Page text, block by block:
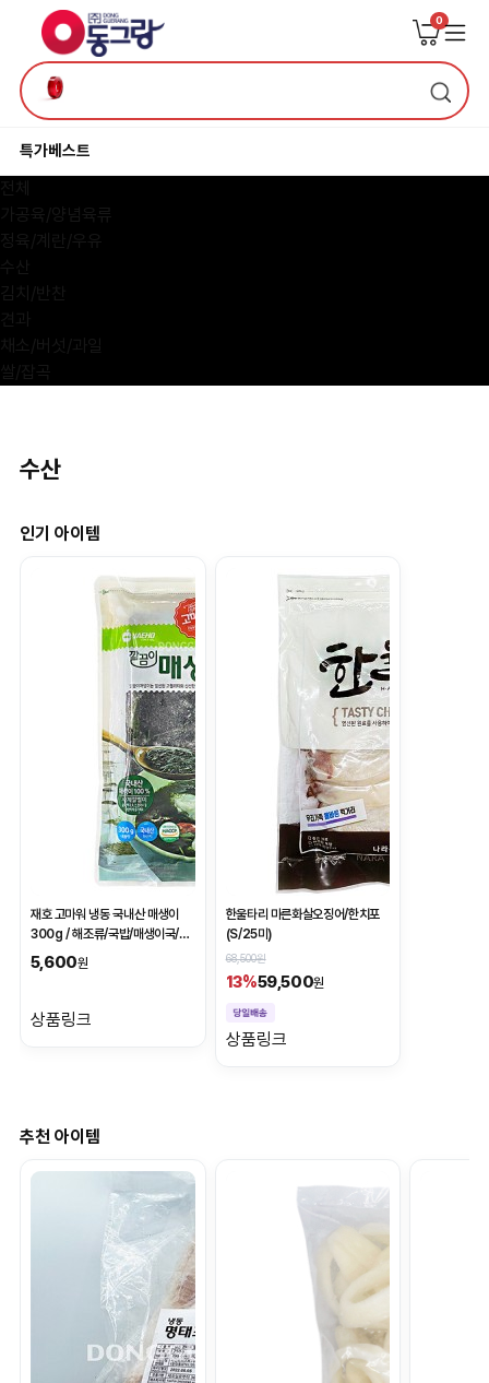
0
특가베스트
수산
인기 아이템
재호 고마워 냉동 국내산 매생이
300g / 해조류/국밥/매생이국/
감태/해초/무침/굴국밥
5,600원
상품링크
한울타리 마른화살오징어/한치포
(S/25미)
68,500원
13%59,500원
상품링크
추천 아이템